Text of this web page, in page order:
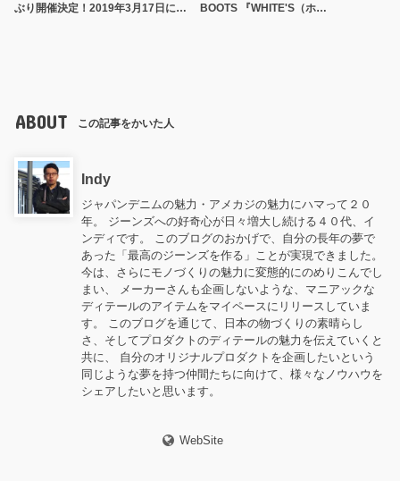
ぶり開催決定！2019年3月17日に…
BOOTS 『WHITE'S（ホ…
ABOUT この記事をかいた人
Indy
ジャパンデニムの魅力・アメカジの魅力にハマって２０
年。 ジーンズへの好奇心が日々増大し続ける４０代、イ
ンディです。 このブログのおかげで、自分の長年の夢で
あった「最高のジーンズを作る」ことが実現できました。
今は、さらにモノづくりの魅力に変態的にのめりこんでし
まい、 メーカーさんも企画しないような、マニアックな
ディテールのアイテムをマイペースにリリースしていま
す。 このブログを通じて、日本の物づくりの素晴らし
さ、そしてプロダクトのディテールの魅力を伝えていくと
共に、 自分のオリジナルプロダクトを企画したいという
同じような夢を持つ仲間たちに向けて、様々なノウハウを
シェアしたいと思います。
WebSite